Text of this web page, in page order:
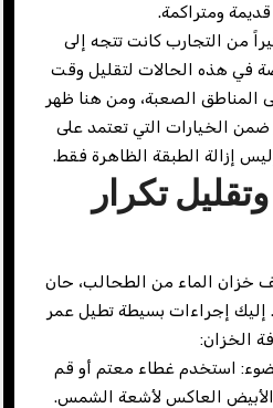
ومتراكمة.
من التجارب كانت تتجه إلى
في هذه الحالات لتقليل وقت
المناطق الصعبة، ومن هنا ظهر
ضمن الخيارات التي تعتمد على
إزالة الطبقة الظاهرة فقط.
تكرار
خزان الماء من الطحالب، حان
إليك إجراءات بسيطة تطيل عمر
الخزان:
استخدم غطاء معتم أو قم
الأبيض العاكس لأشعة الشمس.